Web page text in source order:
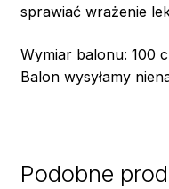
sprawiać wrażenie
Wymiar balonu: 100
Balon wysyłamy
Podobne